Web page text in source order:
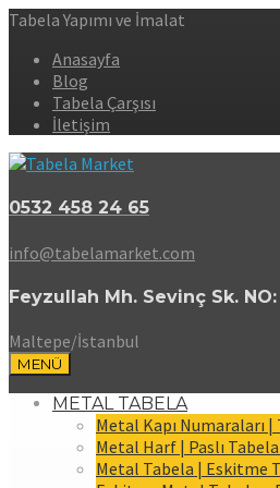
Tabela Yapımı ve İmalat
Anasayfa
Blog
Tabela Çarşısı
İletişim
0532 458 24 65
info@tabelamarket.com
Feyzullah Mh. Sevinç Sk. NO:
Maltepe/İstanbul
MENÜ
METAL TABELA
Metal Kapı Numaraları
Metal Harf | Paslı
Metal Tabela | Eskitme